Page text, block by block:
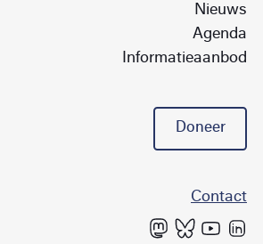
Nieuws
Agenda
Informatieaanbod
Doneer
Contact